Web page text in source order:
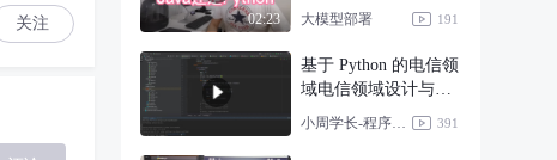
关注 02:23 大模型部署 191
基于 Python 的电信领
域电信领域设计与实
现
小周学长-程序设计 391